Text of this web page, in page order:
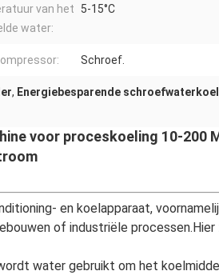
van het
water:
5-15°C
Schroef.
, Energiebesparende
voor proceskoeling 10-200
en koelapparaat,
of industriële processen.Hier
water gebruikt om het